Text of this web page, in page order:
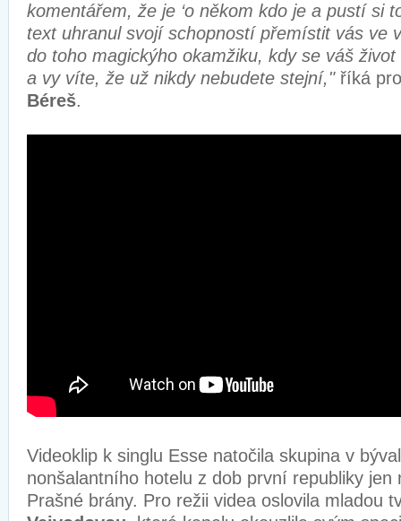
komentářem, že je ‘o někom kdo je a pustí si
text uhranul svojí schopností přemístit vás ve
do toho magickýho okamžiku, kdy se váš
a vy víte, že už nikdy nebudete stejní,"říká
Béreš.
Videoklip k singlu Esse natočila skupina v
nonšalantního hotelu z dob první republiky jen
Prašné brány. Pro režii videa oslovila mladou